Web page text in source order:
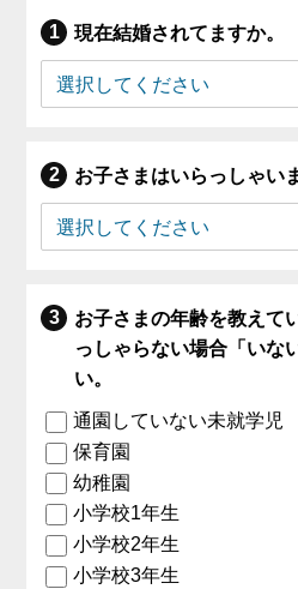
現在結婚されてますか。
お子さまはいらっしゃい
お子さまの年齢を教えて
っしゃらない場合「いな
い。
通園していない未就学児
保育園
幼稚園
小学校1年生
小学校2年生
小学校3年生